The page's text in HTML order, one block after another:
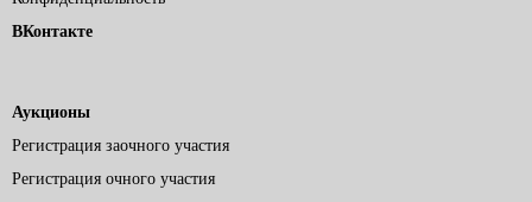
ВКонтакте
Аукционы
Регистрация заочного участия
Регистрация очного участия